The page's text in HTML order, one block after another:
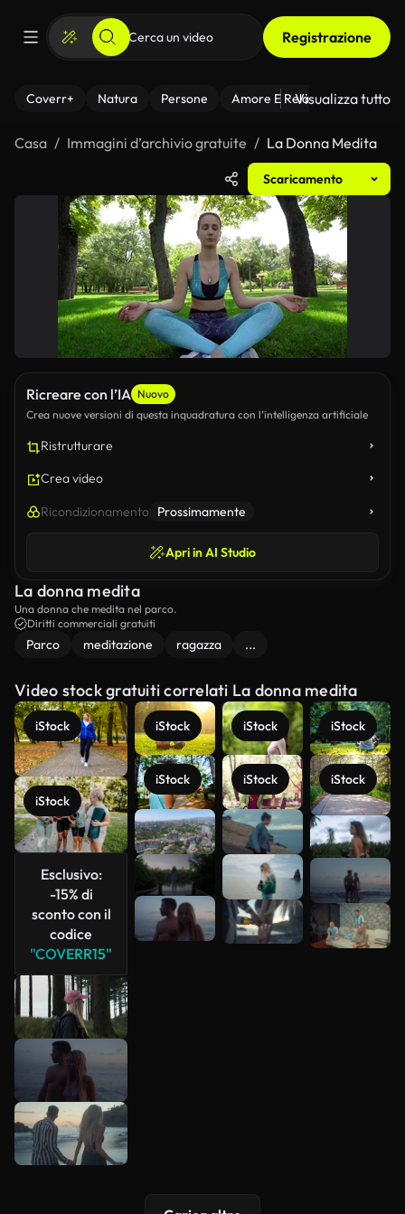
Registrazione
Coverr+ Natura Persone Amore E Relazioni Il
Visualizza tutto
Casa Immagini d’archivio gratuite La Donna Medita
Scaricamento
Ricreare con l’IA Nuovo
Crea nuove versioni di questa inquadratura con l’intelligenza artificiale
Ristrutturare
Crea video
Ricondizionamento Prossimamente
Apri in AI Studio
La donna medita
Una donna che medita nel parco.
Diritti commerciali gratuiti
Parco meditazione ragazza ...
Video stock gratuiti correlati La donna medita
iStock
iStock
Esclusivo:
-15% di
sconto con il
codice
"COVERR15"
iStock
iStock
iStock
iStock
iStock
iStock
Scopri di
più